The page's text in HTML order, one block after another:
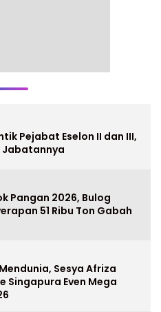
Pejabat Eselon II dan III,
Jabatannya
Pangan 2026, Bulog
51 Ribu Ton Gabah
Sesya Afriza
Singapura Even Mega